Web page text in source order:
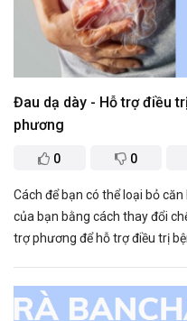
Đau dạ dày - Hỗ trợ điều
phương
0 0
Cách để bạn có thể loại bỏ
của bạn bằng cách thay đổi
trợ phương để hỗ trợ điều trị